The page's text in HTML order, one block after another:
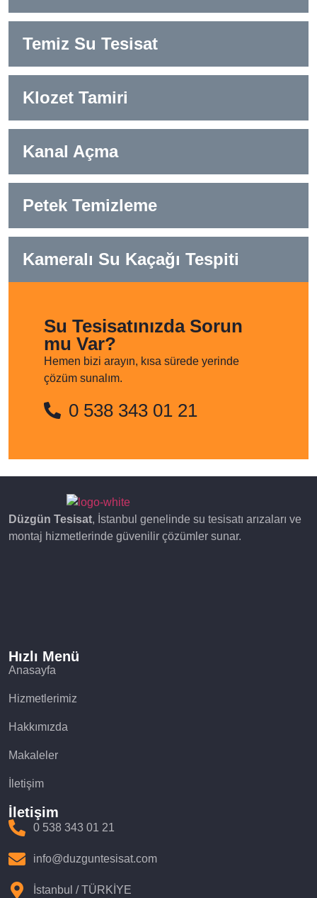
Temiz Su Tesisat
Klozet Tamiri
Kanal Açma
Petek Temizleme
Kameralı Su Kaçağı Tespiti
Su Tesisatınızda Sorun
mu Var?
Hemen bizi arayın, kısa sürede yerinde
çözüm sunalım.
0 538 343 01 21
Düzgün Tesisat, İstanbul genelinde su tesisatı arızaları ve
montaj hizmetlerinde güvenilir çözümler sunar.
Hızlı Menü
Anasayfa
Hizmetlerimiz
Hakkımızda
Makaleler
İletişim
İletişim
0 538 343 01 21
info@duzguntesisat.com
İstanbul / TÜRKİYE